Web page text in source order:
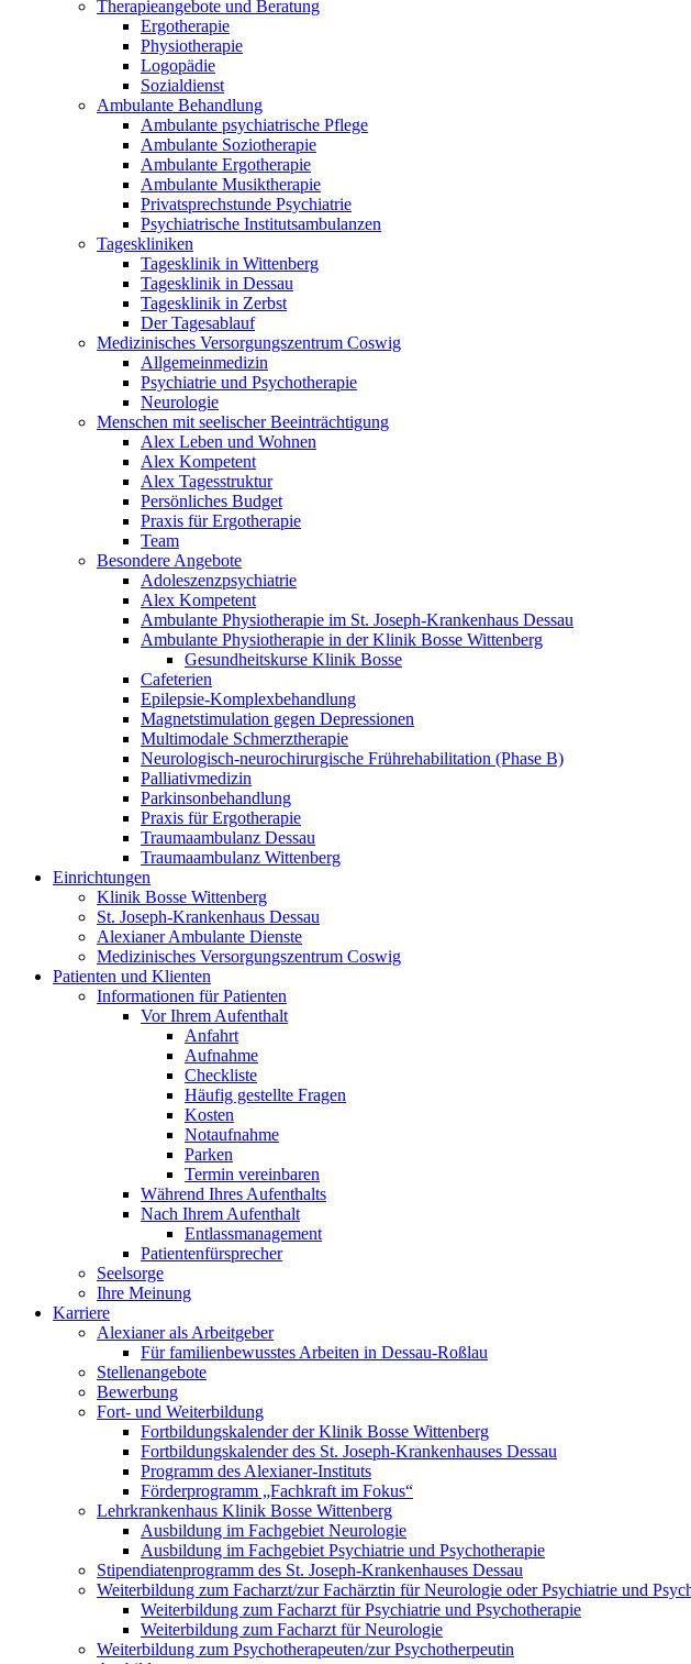
Therapieangebote und Beratung
Ergotherapie
Physiotherapie
Logopädie
Sozialdienst
Ambulante Behandlung
Ambulante psychiatrische Pflege
Ambulante Soziotherapie
Ambulante Ergotherapie
Ambulante Musiktherapie
Privatsprechstunde Psychiatrie
Psychiatrische Institutsambulanzen
Tageskliniken
Tagesklinik in Wittenberg
Tagesklinik in Dessau
Tagesklinik in Zerbst
Der Tagesablauf
Medizinisches Versorgungszentrum Coswig
Allgemeinmedizin
Psychiatrie und Psychotherapie
Neurologie
Menschen mit seelischer Beeinträchtigung
Alex Leben und Wohnen
Alex Kompetent
Alex Tagesstruktur
Persönliches Budget
Praxis für Ergotherapie
Team
Besondere Angebote
Adoleszenzpsychiatrie
Alex Kompetent
Ambulante Physiotherapie im St. Joseph-Krankenhaus Dessau
Ambulante Physiotherapie in der Klinik Bosse Wittenberg
Gesundheitskurse Klinik Bosse
Cafeterien
Epilepsie-Komplexbehandlung
Magnetstimulation gegen Depressionen
Multimodale Schmerztherapie
Neurologisch-neurochirurgische Frührehabilitation (Phase B)
Palliativmedizin
Parkinsonbehandlung
Praxis für Ergotherapie
Traumaambulanz Dessau
Traumaambulanz Wittenberg
Einrichtungen
Klinik Bosse Wittenberg
St. Joseph-Krankenhaus Dessau
Alexianer Ambulante Dienste
Medizinisches Versorgungszentrum Coswig
Patienten und Klienten
Informationen für Patienten
Vor Ihrem Aufenthalt
Anfahrt
Aufnahme
Checkliste
Häufig gestellte Fragen
Kosten
Notaufnahme
Parken
Termin vereinbaren
Während Ihres Aufenthalts
Nach Ihrem Aufenthalt
Entlassmanagement
Patientenfürsprecher
Seelsorge
Ihre Meinung
Karriere
Alexianer als Arbeitgeber
Für familienbewusstes Arbeiten in Dessau-Roßlau
Stellenangebote
Bewerbung
Fort- und Weiterbildung
Fortbildungskalender der Klinik Bosse Wittenberg
Fortbildungskalender des St. Joseph-Krankenhauses Dessau
Programm des Alexianer-Instituts
Förderprogramm „Fachkraft im Fokus“
Lehrkrankenhaus Klinik Bosse Wittenberg
Ausbildung im Fachgebiet Neurologie
Ausbildung im Fachgebiet Psychiatrie und Psychotherapie
Stipendiatenprogramm des St. Joseph-Krankenhauses Dessau
Weiterbildung zum Facharzt/zur Fachärztin für Neurologie oder Psychiatrie und
Weiterbildung zum Facharzt für Psychiatrie und Psychotherapie
Weiterbildung zum Facharzt für Neurologie
Weiterbildung zum Psychotherapeuten/zur Psychotherpeutin